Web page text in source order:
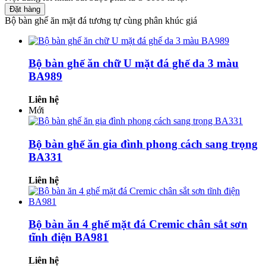
Đặt hàng
Bộ bàn ghế ăn mặt đá tương tự cùng phân khúc giá
Bộ bàn ghế ăn chữ U mặt đá ghế da 3 màu
BA989
Liên hệ
Mới
Bộ bàn ghế ăn gia đình phong cách sang trọng
BA331
Liên hệ
Bộ bàn ăn 4 ghế mặt đá Cremic chân sắt sơn
tĩnh điện BA981
Liên hệ